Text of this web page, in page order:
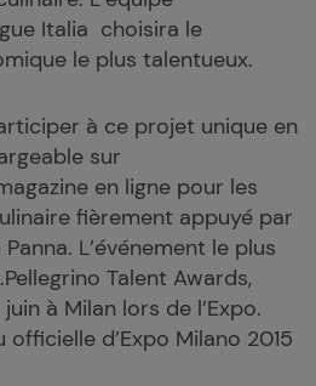
Italia choisira le
le plus talentueux.
à ce projet unique en
sur
en ligne pour les
fièrement appuyé par
L’événement le plus
Talent Awards,
à Milan lors de l’Expo.
officielle d’Expo Milano 2015